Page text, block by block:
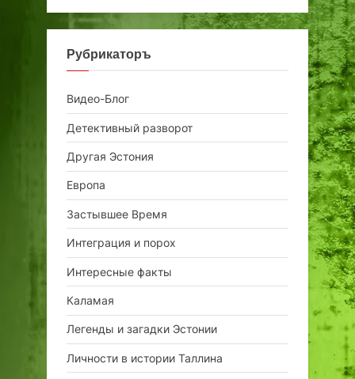
Рубрикаторъ
Видео-Блог
Детективный разворот
Другая Эстония
Европа
Застывшее Время
Интеграция и порох
Интересные факты
Каламая
Легенды и загадки Эстонии
Личности в истории Таллина